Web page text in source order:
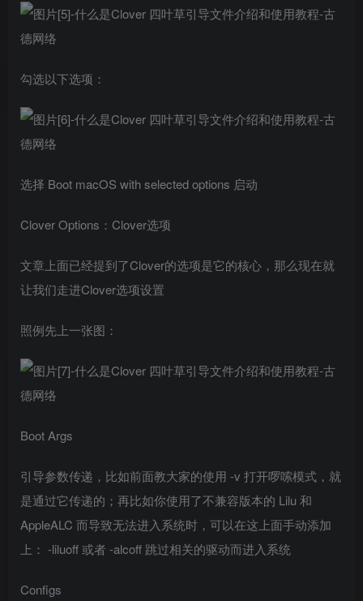
勾选以下选项：
选择 Boot macOS with selected options 启动
Clover Options：Clover选项
文章上面已经提到了Clover的选项是它的核心，那么现在就
让我们走进Clover选项设置
照例先上一张图：
Boot Args
引导参数传递，比如前面教大家的使用 -v 打开啰嗦模式，就
是通过它传递的；再比如你使用了不兼容版本的 Lilu 和
AppleALC 而导致无法进入系统时，可以在这上面手动添加
上： -liluoff 或者 -alcoff 跳过相关的驱动而进入系统
Configs